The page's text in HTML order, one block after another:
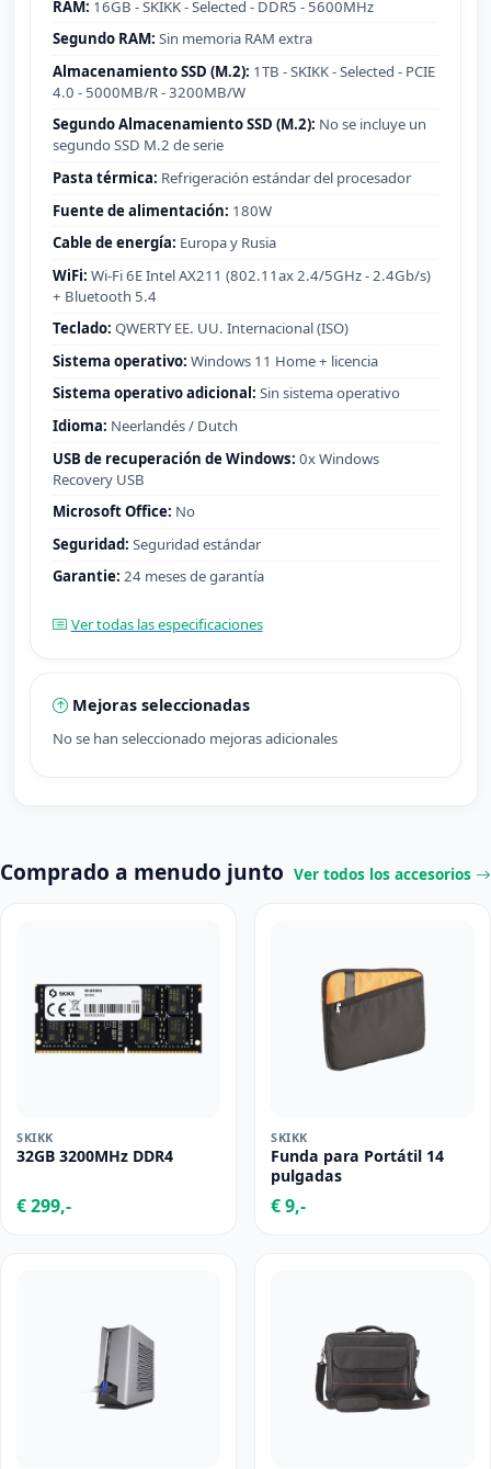
RAM: 16GB - SKIKK - Selected - DDR5 - 5600MHz
Segundo RAM: Sin memoria RAM extra
Almacenamiento SSD (M.2): 1TB - SKIKK - Selected - PCIE
4.0 - 5000MB/R - 3200MB/W
Segundo Almacenamiento SSD (M.2): No se incluye un
segundo SSD M.2 de serie
Pasta térmica: Refrigeración estándar del procesador
Fuente de alimentación: 180W
Cable de energía: Europa y Rusia
WiFi: Wi-Fi 6E Intel AX211 (802.11ax 2.4/5GHz - 2.4Gb/s)
+ Bluetooth 5.4
Teclado: QWERTY EE. UU. Internacional (ISO)
Sistema operativo: Windows 11 Home + licencia
Sistema operativo adicional: Sin sistema operativo
Idioma: Neerlandés / Dutch
USB de recuperación de Windows: 0x Windows
Recovery USB
Microsoft Office: No
Seguridad: Seguridad estándar
Garantie: 24 meses de garantía
Ver todas las especificaciones
Mejoras seleccionadas
No se han seleccionado mejoras adicionales
Comprado a menudo junto Ver todos los accesorios
SKIKK
32GB 3200MHz DDR4
€ 299,-
SKIKK
Funda para Portátil 14
pulgadas
€ 9,-